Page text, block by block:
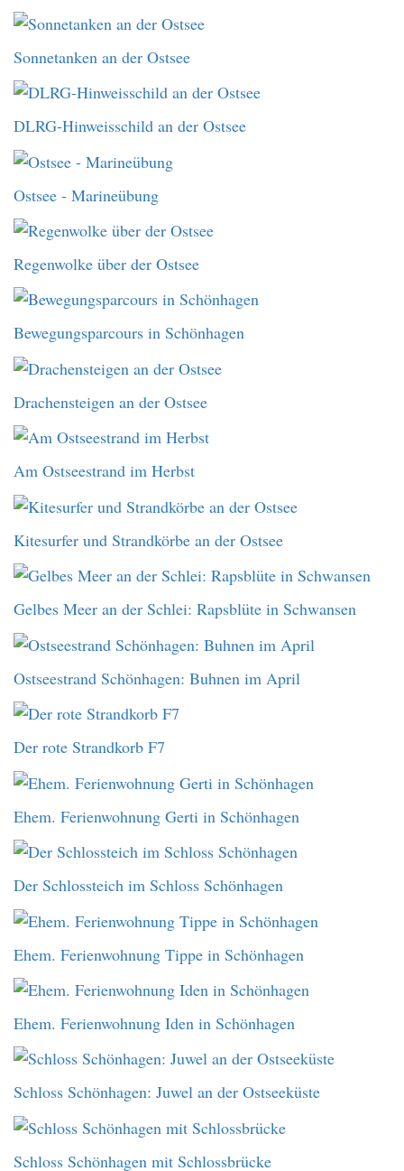
Sonnetanken an der Ostsee
DLRG-Hinweisschild an der Ostsee
Ostsee - Marineübung
Regenwolke über der Ostsee
Bewegungsparcours in Schönhagen
Drachensteigen an der Ostsee
Am Ostseestrand im Herbst
Kitesurfer und Strandkörbe an der Ostsee
Gelbes Meer an der Schlei: Rapsblüte in Schwansen
Ostseestrand Schönhagen: Buhnen im April
Der rote Strandkorb F7
Ehem. Ferienwohnung Gerti in Schönhagen
Der Schlossteich im Schloss Schönhagen
Ehem. Ferienwohnung Tippe in Schönhagen
Ehem. Ferienwohnung Iden in Schönhagen
Schloss Schönhagen: Juwel an der Ostseeküste
Schloss Schönhagen mit Schlossbrücke